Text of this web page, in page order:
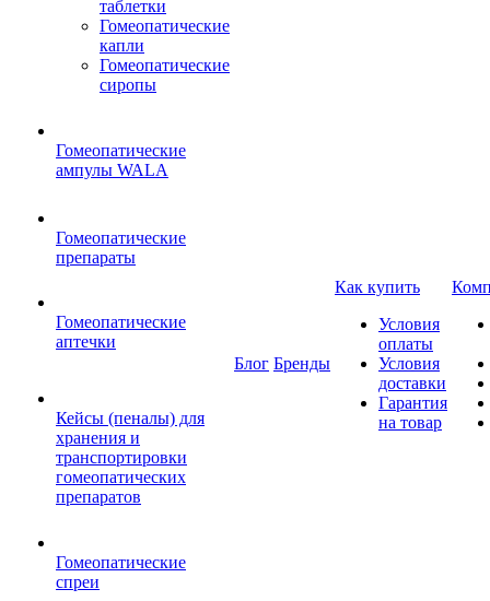
таблетки
Гомеопатические
капли
Гомеопатические
сиропы
Гомеопатические
ампулы WALA
Гомеопатические
препараты
Гомеопатические
аптечки
Кейсы (пеналы) для
хранения и
транспортировки
гомеопатических
препаратов
Гомеопатические
спреи
Блог Бренды
Как купить
Условия
оплаты
Условия
доставки
Гарантия
на товар